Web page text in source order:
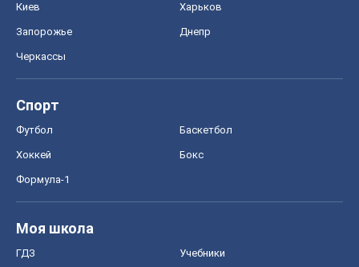
Киев Харьков
Запорожье Днепр
Черкассы
Спорт
Футбол Баскетбол
Хоккей Бокс
Формула-1
Моя школа
ГДЗ Учебники